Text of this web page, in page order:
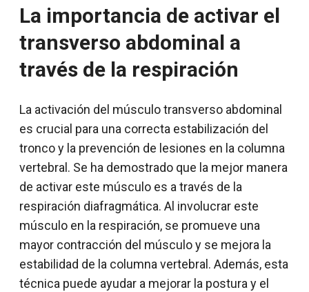
La importancia de activar el
transverso abdominal a
través de la respiración
La activación del músculo transverso abdominal
es crucial para una correcta estabilización del
tronco y la prevención de lesiones en la columna
vertebral. Se ha demostrado que la mejor manera
de activar este músculo es a través de la
respiración diafragmática. Al involucrar este
músculo en la respiración, se promueve una
mayor contracción del músculo y se mejora la
estabilidad de la columna vertebral. Además, esta
técnica puede ayudar a mejorar la postura y el